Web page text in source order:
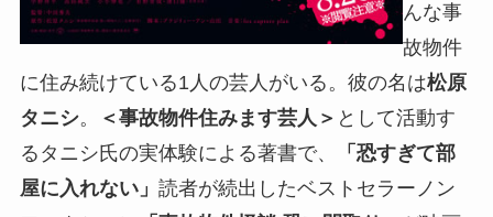
んな事
故物件
に住み続けている1人の芸人がいる。彼の名は松原
タニシ。 ＜事故物件住みます芸人＞ として活動す
るタニシ氏の実体験による著書で、
「恐すぎて部
屋に入れない」 読者が続出したベストセラーノン